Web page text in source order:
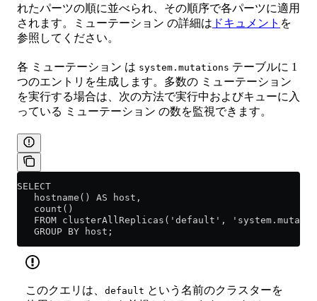
れたパーツの順に並べられ、その順序で各パーツに適用
されます。ミューテーション の詳細は ドキュメント を
参照してください。
各 ミューテーション は system.mutations テーブルに 1
つのエントリを生成します。多数の ミューテーション
を実行する場合は、次の方法で実行中およびキューに入
っている ミューテーション の数を監視できます。
SELECT
   hostname() AS host,
   count()
FROM clusterAllReplicas('default',
   GROUP BY host;
このクエリは、 default という名前のクラスターを